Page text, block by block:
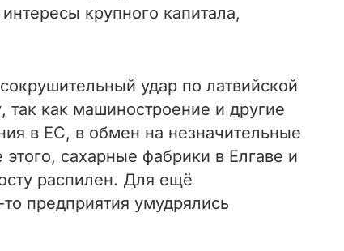
крупного капитала,
удар по латвийской
так как машиностроение и другие
в ЕС, в обмен на незначительные
сахарные фабрики в Елгаве и
распилен. Для ещё
предприятия умудрялись